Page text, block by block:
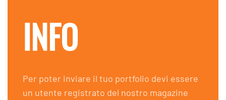
INFO
Per poter inviare il tuo portfolio devi essere
un utente registrato del nostro magazine